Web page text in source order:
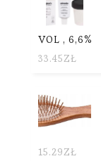
VOL , 6,6%
33.45ZŁ
15.29ZŁ